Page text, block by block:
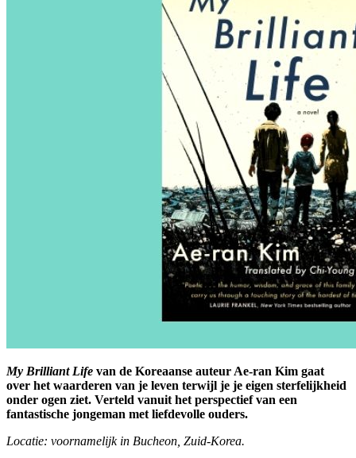
My Brilliant Life van de Koreaanse auteur Ae-ran Kim gaat
over het waarderen van je leven terwijl je je eigen sterfelijkheid
onder ogen ziet. Verteld vanuit het perspectief van een
fantastische jongeman met liefdevolle ouders.
Locatie: voornamelijk in Bucheon, Zuid-Korea.